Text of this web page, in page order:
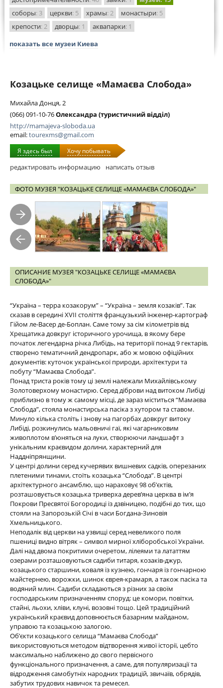
соборы: 3 церкви: 5 храмы: 2 монастыри: 5
крепости: 2 дворцы: 1 аквапарки: 1
показать все музеи Киева
Козацьке селище «Мамаєва Слобода»
Михайла Донця, 2
(066) 091-10-76Олександра (туристичний відділ)
http://mamajeva-sloboda.ua
email:tourexms@gmail.com
Я здесь был Хочу побывать
редактировать информацию написать отзыв
ФОТО МУЗЕЯ "КОЗАЦЬКЕ СЕЛИЩЕ «МАМАЄВА СЛОБОДА»"
ОПИСАНИЕ МУЗЕЯ "КОЗАЦЬКЕ СЕЛИЩЕ «МАМАЄВА
СЛОБОДА»"
“Україна – терра козакорум” – “Україна – земля козаків”. Так
сказав в середині XVII століття французький інженер-картограф
Гійом ле-Васер де-Боплан. Саме тому за сім кілометрів від
Хрещатика довкруг історичного урочища, в якому бере
початок легендарна річка Либідь, на території понад 9 гектарів,
створено тематичний дендропарк, або ж мовою офіційних
документів: куточок української природи, архітектури та
побуту “Мамаєва Слобода”.
Понад триста років тому ці землі належали Михайлівському
Золотоверхому монастирю. Серед діброви над витоком Либіді
приблизно в тому ж самому місці, де зараз міститься “Мамаєва
Слобода”, стояла монастирська пасіка з хутором та ставом.
Минуло кілька століть і знову на пагорбах довкруг витоку
Либіді, розкинулись мальовничі гаї, які чагарниковим
живоплотом в’юняться на луки, створюючи ландшафт з
унікальним краєвидом долини, характерний для
Наддніпрянщини.
У центрі долини серед кучерявих вишневих садків, оперезаних
плетеними тинами, стоїть козацька “Слобода”. В центрі
архітектурного ансамблю, що нараховує 98 об’єктів,
розташовується козацька триверха дерев’яна церква в ім’я
Покрови Пресвятої Богородиці із дзвіницею, подібні до тих, що
стояли на Запорозькій Січі в часи Богдана-Зиновія
Хмельницького.
Неподалік від церкви на узвищі серед невеликого поля
пшениці видно вітряк – символ мирної хліборобської України.
Далі над двома покритими очеретом, лілеями та лататтям
озерами розташовуються садиби титаря, козаків-джур,
козацького старшини, коваля із кузнею, гончаря із гончарною
майстернею, ворожки, шинок єврея-крамаря, а також пасіка та
водяний млин. Садиби складаються з різних за своїм
господарським призначенням споруд: це комори, повітки,
стайні, льохи, хліви, клуні, возовні тощо. Цей традиційний
український краєвид доповнюється базарним майданом,
управою та козацькою залогою.
Об’єкти козацького селища “Мамаєва Слобода”
використовуються методом відтворення живої історії, цебто
максимально наближено до свого первісного
функціонального призначення, а саме, для популяризації та
відродження самобутніх народних традицій, звичаїв, обрядів,
забутих трудових навичок та ремесел.